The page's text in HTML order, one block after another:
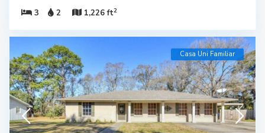
3
2 1,226 ft2
Casa Uni Familiar